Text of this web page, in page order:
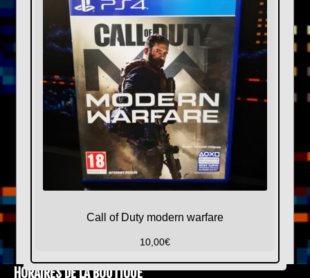
Call of Duty modern warfare
10,00€
HORAIRES DE LA BOUTIQUE